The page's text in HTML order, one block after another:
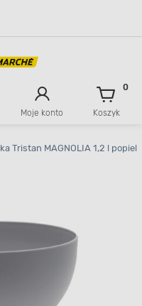
Moje konto Koszyk
0
Tristan MAGNOLIA 1,2 l popiel